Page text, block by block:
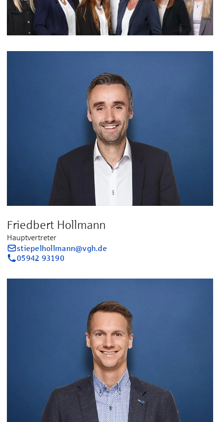
Friedbert Hollmann
Hauptvertreter
stiepelhollmann@vgh.de
05942 93190